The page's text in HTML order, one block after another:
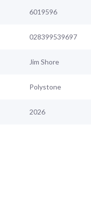
6019596
028399539697
Jim Shore
Polystone
2026